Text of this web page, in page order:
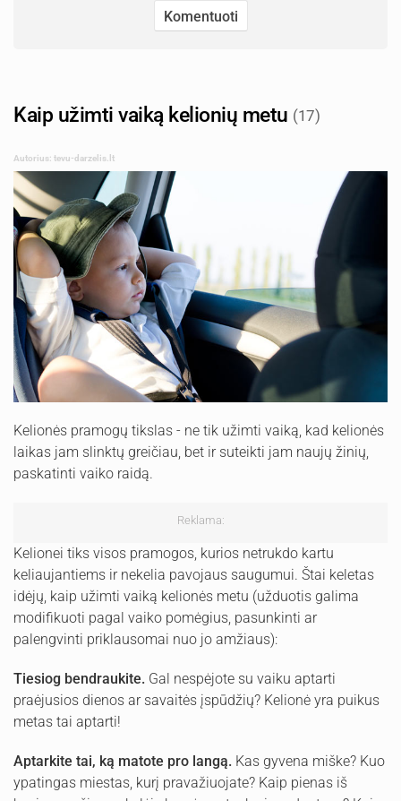
Kaip užimti vaiką kelionių metu (17)
Autorius: tevu-darzelis.lt
Kelionės pramogų tikslas - ne tik užimti vaiką, kad kelionės
laikas jam slinktų greičiau, bet ir suteikti jam naujų žinių,
paskatinti vaiko raidą.
Reklama:
Kelionei tiks visos pramogos, kurios netrukdo kartu
keliaujantiems ir nekelia pavojaus saugumui. Štai keletas
idėjų, kaip užimti vaiką kelionės metu (užduotis galima
modifikuoti pagal vaiko pomėgius, pasunkinti ar
palengvinti priklausomai nuo jo amžiaus):
Tiesiog bendraukite. Gal nespėjote su vaiku aptarti
praėjusios dienos ar savaitės įspūdžių? Kelionė yra puikus
metas tai aptarti!
Aptarkite tai, ką matote pro langą. Kas gyvena miške? Kuo
ypatingas miestas, kurį pravažiuojate? Kaip pienas iš